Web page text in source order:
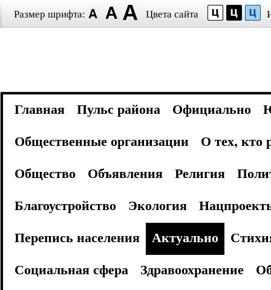
Размер шрифта: Цвета сайта
Главная Пульс района Официально
Общественные организации
О тех, кто
Общество
Объявления Религия
Благоустройство
Экология
Перепись населения
Актуально
Социальная сфера
Здравоохранение